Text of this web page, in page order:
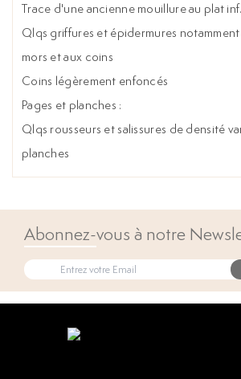
Trace d'une ancienne mouillure au plat inf.
Qlqs griffures et épidermures notamment
mors et aux coins
Coins légèrement enfoncés
Pages et planches :
Qlqs rousseurs et salissures de densité
planches
Abonnez-vous à notre